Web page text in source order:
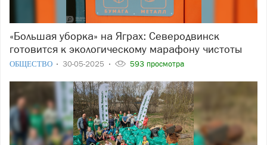
«Большая уборка» на Яграх: Северодвинск
готовится к экологическому марафону чистоты
ОБЩЕСТВО 30-05-2025 593 просмотра